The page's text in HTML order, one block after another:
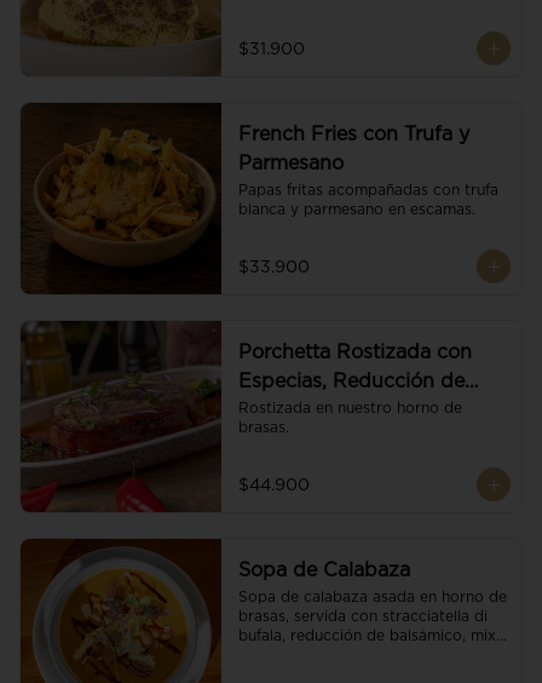
$31.900
French Fries con Trufa y
Parmesano
Papas fritas acompañadas con trufa
blanca y parmesano en escamas.
$33.900
Porchetta Rostizada con
Especias, Reducción de
Panela y Vino
Rostizada en nuestro horno de
brasas.
$44.900
Sopa de Calabaza
Sopa de calabaza asada en horno de
brasas, servida con stracciatella di
bufala, reducción de balsámico, mix